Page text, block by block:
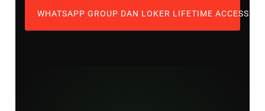
WHATSAPP GROUP DAN LOKER LIFETIME ACCESS